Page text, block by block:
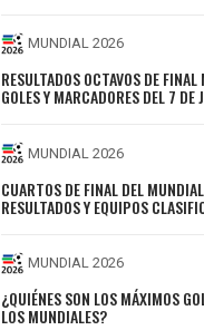
MUNDIAL 2026
RESULTADOS OCTAVOS DE
GOLES Y MARCADORES DEL 7 DE
MUNDIAL 2026
CUARTOS DE FINAL DEL
RESULTADOS Y EQUIPOS
MUNDIAL 2026
¿QUIÉNES SON LOS MÁXIMOS
LOS MUNDIALES?